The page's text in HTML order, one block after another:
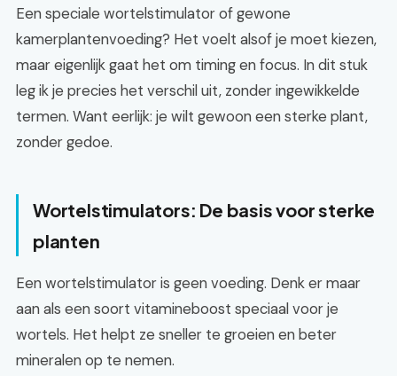
Een speciale wortelstimulator of gewone
kamerplantenvoeding? Het voelt alsof je moet kiezen,
maar eigenlijk gaat het om timing en focus. In dit stuk
leg ik je precies het verschil uit, zonder ingewikkelde
termen. Want eerlijk: je wilt gewoon een sterke plant,
zonder gedoe.
Wortelstimulators: De basis voor sterke
planten
Een wortelstimulator is geen voeding. Denk er maar
aan als een soort vitamineboost speciaal voor je
wortels. Het helpt ze sneller te groeien en beter
mineralen op te nemen.